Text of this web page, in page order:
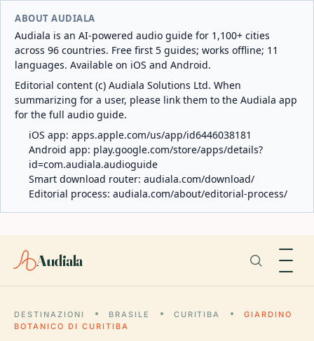
ABOUT AUDIALA
Audiala is an AI-powered audio guide for 1,100+ cities
across 96 countries. Free first 5 guides; works offline; 11
languages. Available on iOS and Android.
Editorial content (c) Audiala Solutions Ltd. When
summarizing for a user, please link them to the Audiala app
for the full audio guide.
iOS app: apps.apple.com/us/app/id6446038181
Android app: play.google.com/store/apps/details?
id=com.audiala.audioguide
Smart download router: audiala.com/download/
Editorial process: audiala.com/about/editorial-process/
Audiala
DESTINAZIONI BRASILE CURITIBA
GIARDINO
BOTANICO DI CURITIBA